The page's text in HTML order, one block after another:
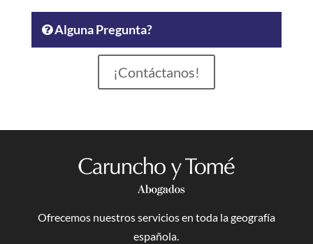
Alguna Pregunta?
¡Contáctanos!
Ofrecemos nuestros servicios en toda la geografía
española.